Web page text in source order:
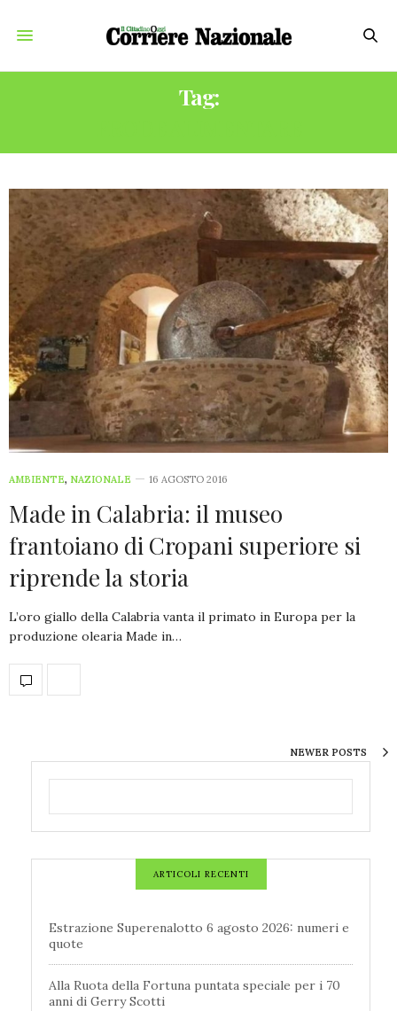
Tag:
AMBIENTE, NAZIONALE 16 AGOSTO 2016
Made in Calabria: il museo
frantoiano di Cropani superiore si
riprende la storia
L’oro giallo della Calabria vanta il primato in Europa per la
produzione olearia Made in…
NEWER POSTS
ARTICOLI RECENTI
Estrazione Superenalotto 6 agosto 2026: numeri e
quote
Alla Ruota della Fortuna puntata speciale per i 70
anni di Gerry Scotti